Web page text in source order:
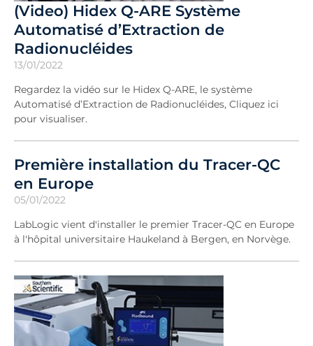
(Video) Hidex Q-ARE Système
Automatisé d’Extraction de
Radionucléides
13/01/2022
Regardez la vidéo sur le Hidex Q-ARE, le système
Automatisé d’Extraction de Radionucléides, Cliquez ici
pour visualiser.
Première installation du Tracer-QC
en Europe
05/01/2022
LabLogic vient d'installer le premier Tracer-QC en Europe
à l'hôpital universitaire Haukeland à Bergen, en Norvège.